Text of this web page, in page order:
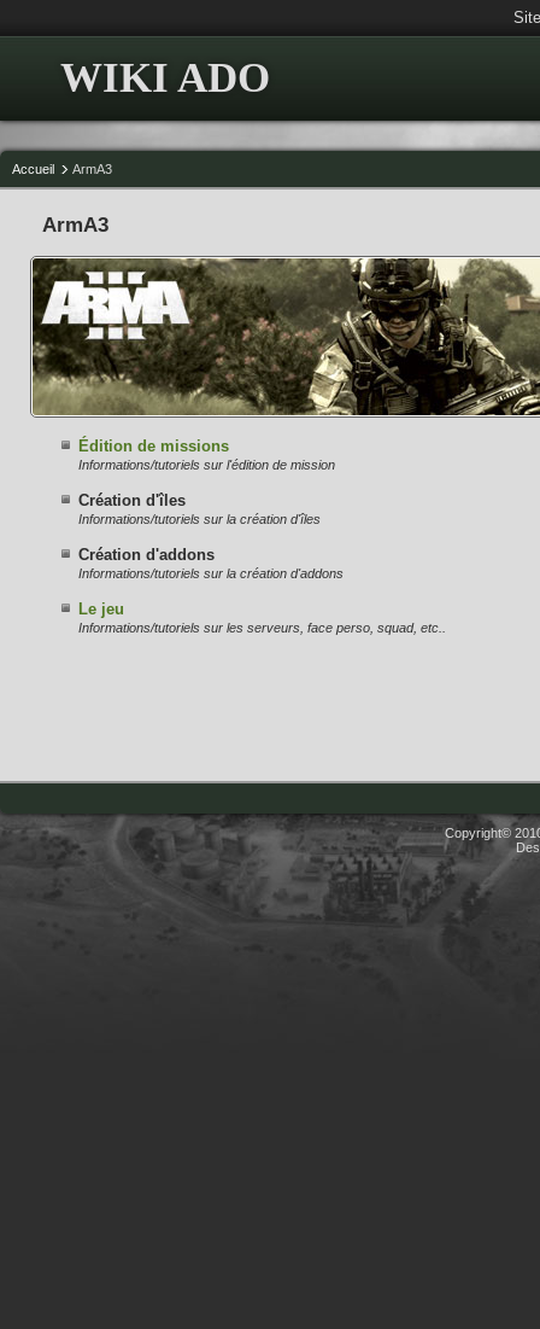
WIKI ADO
Accueil ArmA3
ArmA3
Édition de missions
Informations/tutoriels sur l'édition de mission
Création d'îles
Informations/tutoriels sur la création d'îles
Création d'addons
Informations/tutoriels sur la création d'addons
Le jeu
Informations/tutoriels sur les serveurs, face perso, squad, etc..
Copyright©